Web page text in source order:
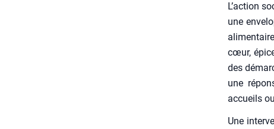
L’action
une
cœur,
des
une
accueils
Une